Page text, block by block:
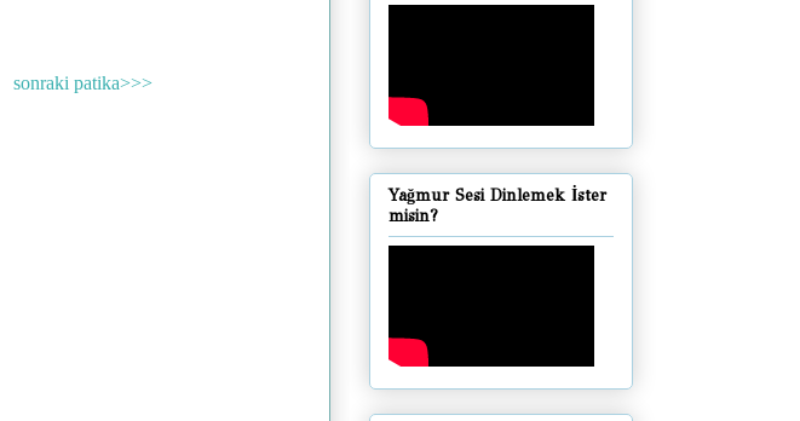
sonraki patika>>>
Yağmur Sesi Dinlemek İster
misin?